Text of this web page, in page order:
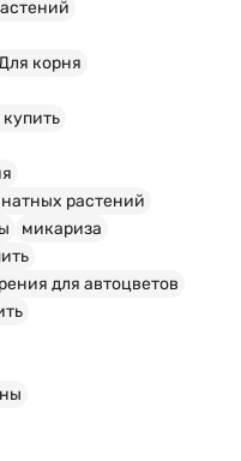
корня
растений
микариза
для автоцветов